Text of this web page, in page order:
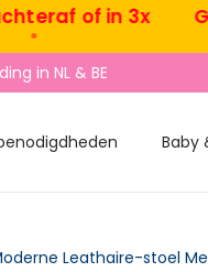
of in 3x
in NL & BE
Baby